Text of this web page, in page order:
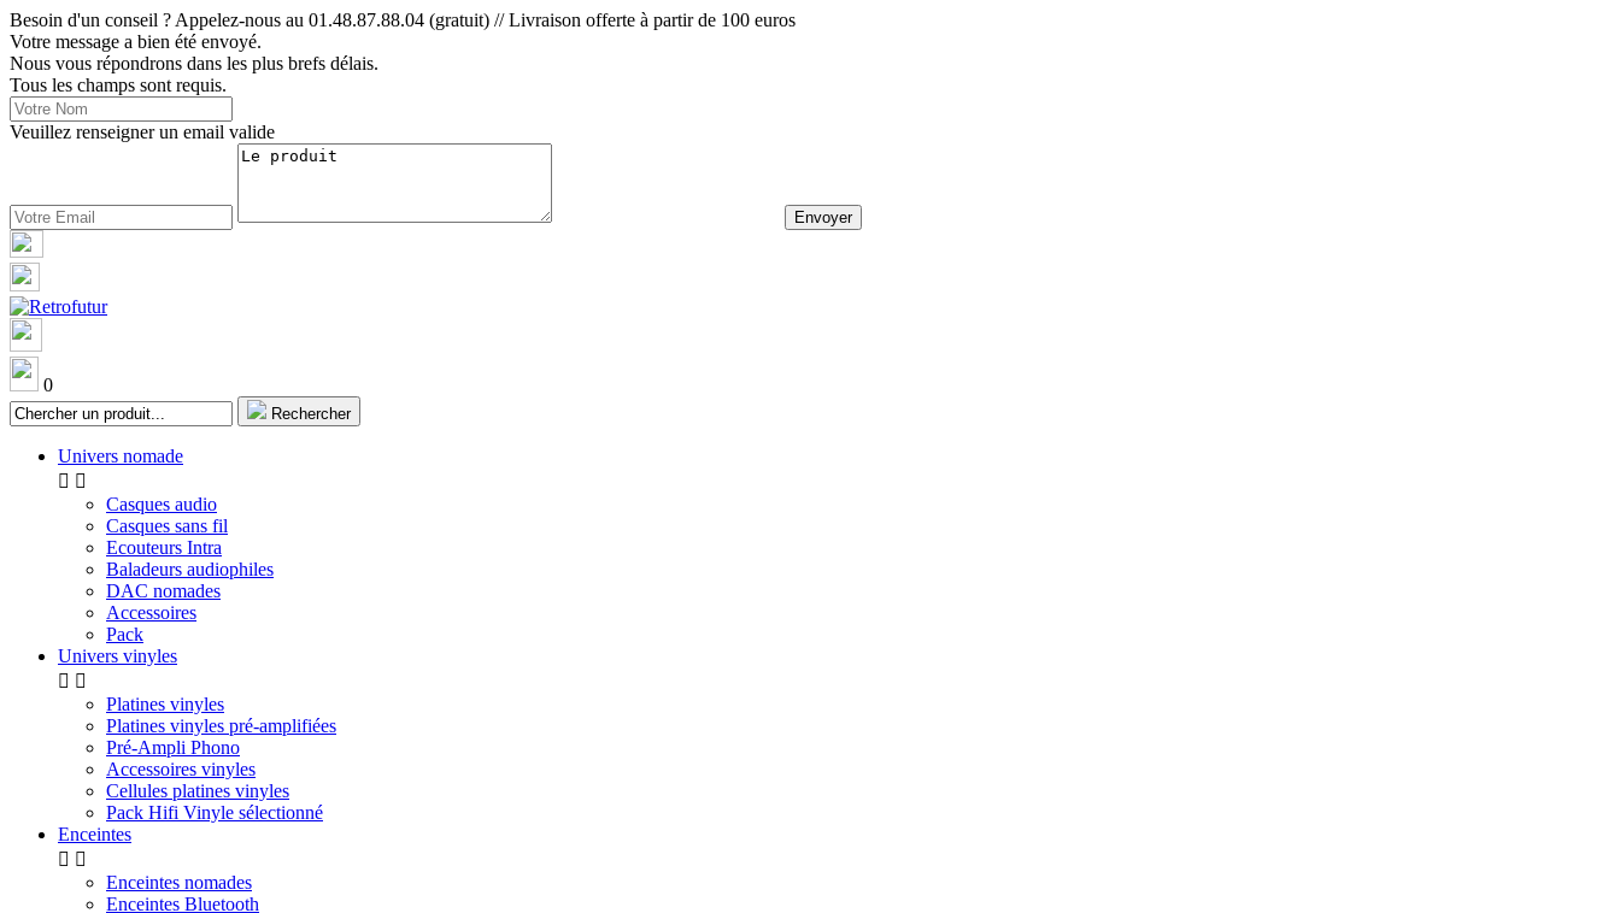
Besoin d'un conseil ? Appelez-nous au 01.48.87.88.04 (gratuit) // Livraison offerte à partir de 100 euros
Votre message a bien été envoyé.
Nous vous répondrons dans les plus brefs délais.
Tous les champs sont requis.
Veuillez renseigner un email valide
0
Rechercher
Univers nomade
 
Casques audio
Casques sans fil
Ecouteurs Intra
Baladeurs audiophiles
DAC nomades
Accessoires
Pack
Univers vinyles
 
Platines vinyles
Platines vinyles pré-amplifiées
Pré-Ampli Phono
Accessoires vinyles
Cellules platines vinyles
Pack Hifi Vinyle sélectionné
Enceintes
 
Enceintes nomades
Enceintes Bluetooth